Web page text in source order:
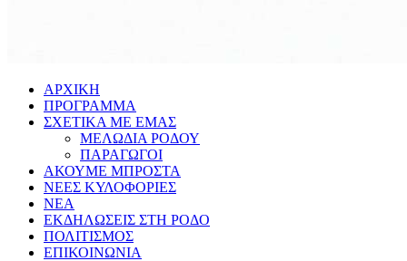
ΑΡΧΙΚΗ
ΠΡΟΓΡΑΜΜΑ
ΣΧΕΤΙΚΑ ΜΕ ΕΜΑΣ
ΜΕΛΩΔΙΑ ΡΟΔΟΥ
ΠΑΡΑΓΩΓΟΙ
ΑΚΟΥΜΕ ΜΠΡΟΣΤΑ
ΝΕΕΣ ΚΥΛΟΦΟΡΙΕΣ
ΝΕΑ
ΕΚΔΗΛΩΣΕΙΣ ΣΤΗ ΡΟΔΟ
ΠΟΛΙΤΙΣΜΟΣ
ΕΠΙΚΟΙΝΩΝΙΑ